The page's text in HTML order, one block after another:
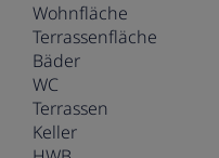
Wohnfläche
Terrassenfläche
Bäder
WC
Terrassen
Keller